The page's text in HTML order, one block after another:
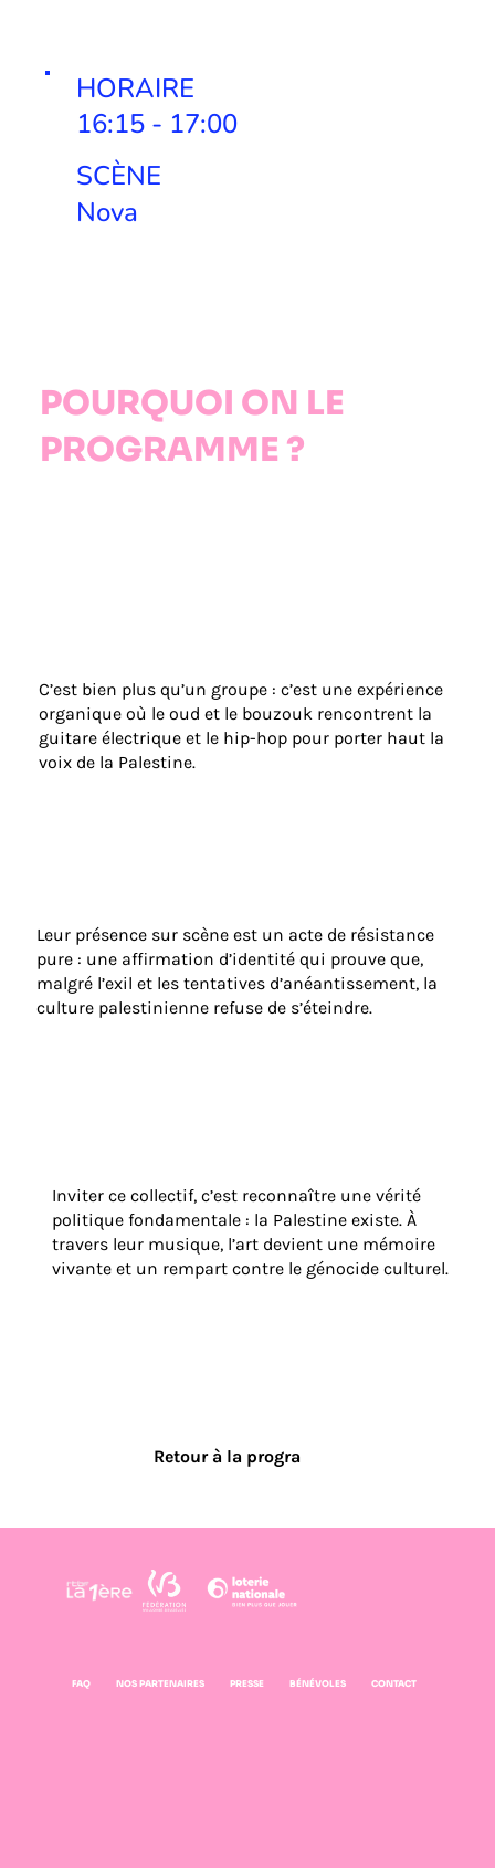
HORAIRE
16:15 - 17:00
SCÈNE
Nova
POURQUOI ON LE
PROGRAMME ?
C’est bien plus qu’un groupe : c’est une expérience
organique où le oud et le bouzouk rencontrent la
guitare électrique et le hip-hop pour porter haut la
voix de la Palestine.
Leur présence sur scène est un acte de résistance
pure : une affirmation d’identité qui prouve que,
malgré l’exil et les tentatives d’anéantissement, la
culture palestinienne refuse de s’éteindre.
Inviter ce collectif, c’est reconnaître une vérité
politique fondamentale : la Palestine existe. À
travers leur musique, l’art devient une mémoire
vivante et un rempart contre le génocide culturel.
Retour à la progra
FAQ NOS PARTENAIRES PRESSE BÉNÉVOLES CONTACT